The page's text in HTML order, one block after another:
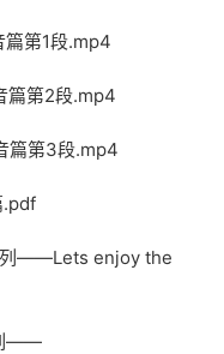
篇第1段.mp4
篇第2段.mp4
篇第3段.mp4
.pdf
列——Lets enjoy the
——